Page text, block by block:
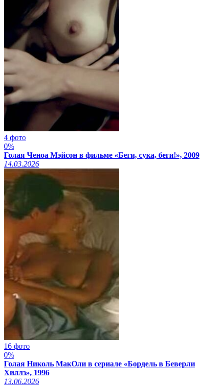
4 фото
0%
Голая Ченоа Мэйсон в фильме «Беги, сука, беги!», 2009
14.03.2026
16 фото
0%
Голая Николь МакОли в сериале «Бордель в Беверли
Хиллз», 1996
13.06.2026